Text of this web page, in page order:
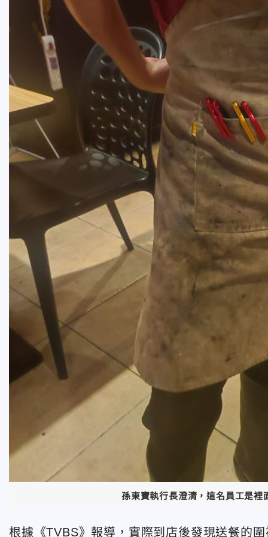
孫東寶執行長澄清，這名員工是
根據《TVBS》報導，實際到店後發現送餐的